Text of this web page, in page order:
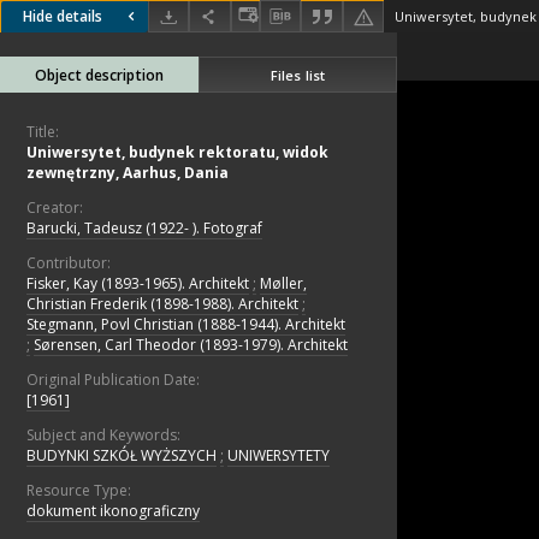
Hide details
Object description Files list
Title:
Uniwersytet, budynek rektoratu, widok
zewnętrzny, Aarhus, Dania
Creator:
Barucki, Tadeusz (1922- ). Fotograf
Contributor:
Fisker, Kay (1893-1965). Architekt ; Møller,
Christian Frederik (1898-1988). Architekt ;
Stegmann, Povl Christian (1888-1944). Architekt
; Sørensen, Carl Theodor (1893-1979). Architekt
Original Publication Date:
[1961]
Subject and Keywords:
BUDYNKI SZKÓŁ WYŻSZYCH ; UNIWERSYTETY
Resource Type:
dokument ikonograficzny